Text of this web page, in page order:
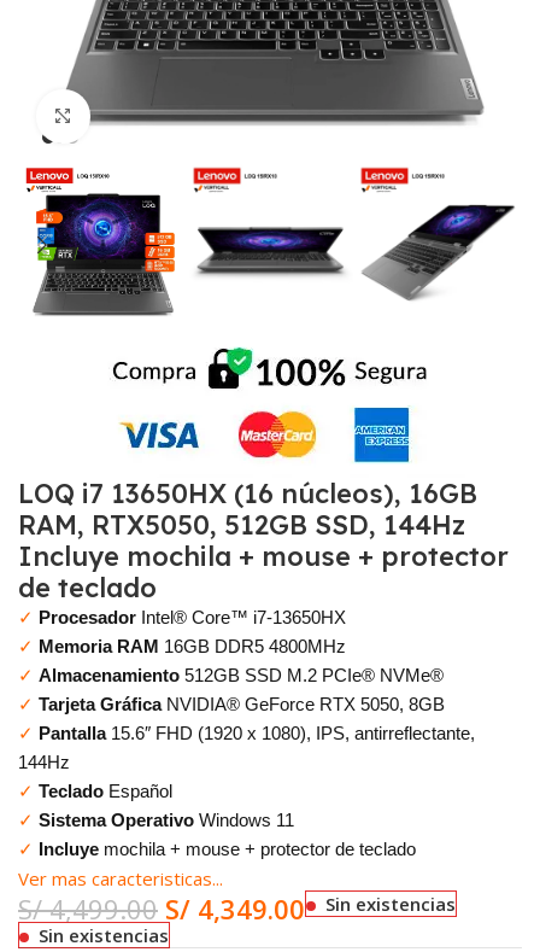
Click to enlarge
LOQ i7 13650HX (16 núcleos), 16GB
RAM, RTX5050, 512GB SSD, 144Hz
Incluye mochila + mouse + protector
de teclado
✓ Procesador Intel® Core™ i7-13650HX
✓ Memoria RAM 16GB DDR5 4800MHz
✓ Almacenamiento 512GB SSD M.2 PCIe® NVMe®
✓ Tarjeta GráficaNVIDIA® GeForce RTX 5050, 8GB
✓ Pantalla15.6″ FHD (1920 x 1080), IPS, antirreflectante,
144Hz
✓ Teclado Español
✓ Sistema Operativo Windows 11
✓ Incluye mochila + mouse + protector de teclado
Ver mas caracteristicas...
S/4,499.00 S/ 4,349.00
Sin existencias
Sin existencias